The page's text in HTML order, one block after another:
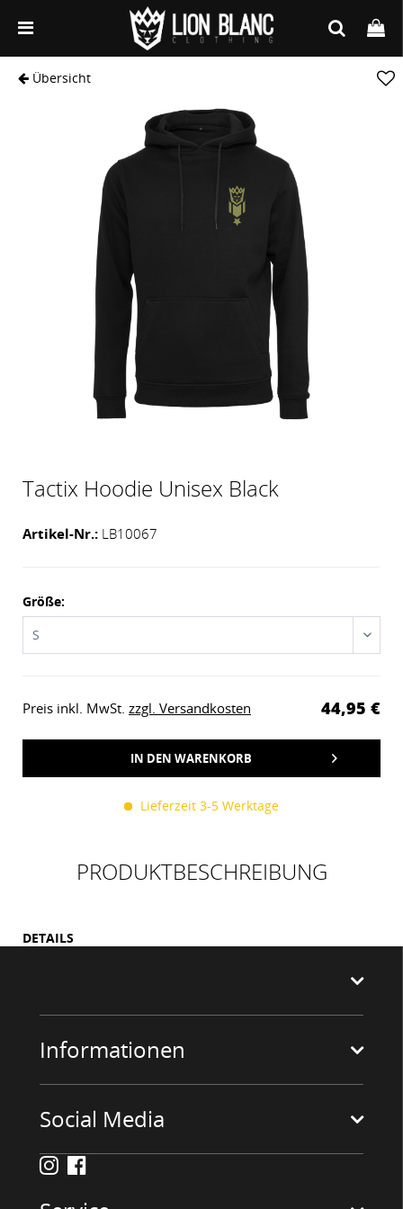
Übersicht
Tactix Hoodie Unisex Black
Artikel-Nr.: LB10067
Größe:
Preis inkl. MwSt. zzgl. Versandkosten 44,95 €
IN DEN WARENKORB
Lieferzeit 3-5 Werktage
PRODUKTBESCHREIBUNG
DETAILS
Informationen
Social Media